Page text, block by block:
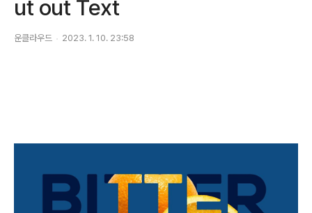
ut out Text
운클라우드 2023. 1. 10. 23:58